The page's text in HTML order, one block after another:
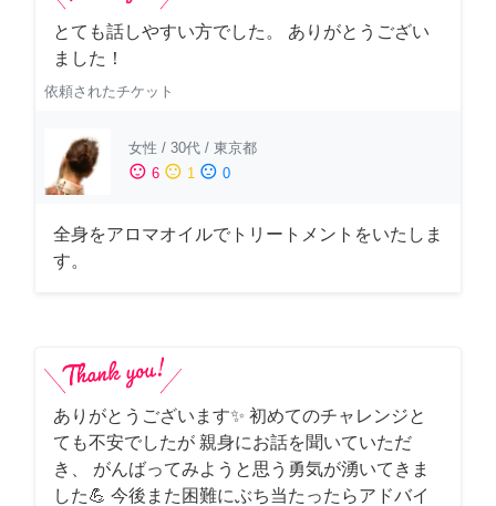
とても話しやすい方でした。 ありがとうござい
ました！
依頼されたチケット
女性 / 30代 / 東京都
sentiment_satisfied 6 sentiment_neutral 1 sentiment_dissatisfied 0
全身をアロマオイルでトリートメントをいたしま
す。
ありがとうございます✨ 初めてのチャレンジと
ても不安でしたが 親身にお話を聞いていただ
き、 がんばってみようと思う勇気が湧いてきま
した💪 今後また困難にぶち当たったらアドバイ